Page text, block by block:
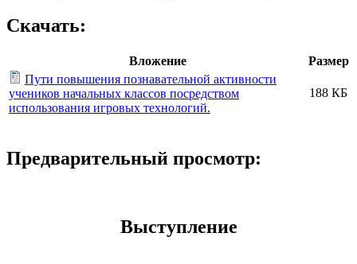
Скачать:
Вложение
Размер
Пути повышения познавательной активности
учеников начальных классов посредством
использования игровых технологий.
188 КБ
Предварительный просмотр:
Выступление